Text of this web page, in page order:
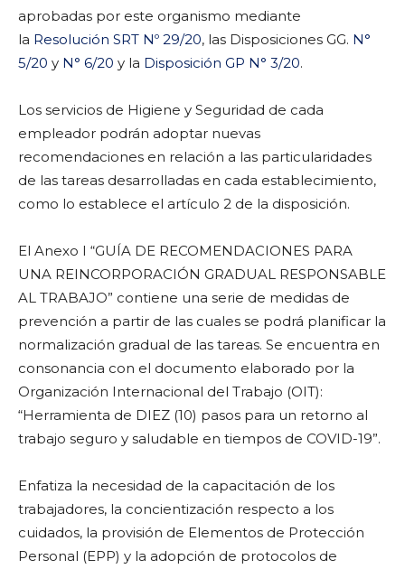
aprobadas por este organismo mediante
la Resolución SRT Nº 29/20, las Disposiciones GG. N°
5/20 y N° 6/20 y la Disposición GP N° 3/20.
Los servicios de Higiene y Seguridad de cada
empleador podrán adoptar nuevas
recomendaciones en relación a las particularidades
de las tareas desarrolladas en cada establecimiento,
como lo establece el artículo 2 de la disposición.
El Anexo I “GUÍA DE RECOMENDACIONES PARA
UNA REINCORPORACIÓN GRADUAL RESPONSABLE
AL TRABAJO” contiene una serie de medidas de
prevención a partir de las cuales se podrá planificar la
normalización gradual de las tareas. Se encuentra en
consonancia con el documento elaborado por la
Organización Internacional del Trabajo (OIT):
“Herramienta de DIEZ (10) pasos para un retorno al
trabajo seguro y saludable en tiempos de COVID-19”.
Enfatiza la necesidad de la capacitación de los
trabajadores, la concientización respecto a los
cuidados, la provisión de Elementos de Protección
Personal (EPP) y la adopción de protocolos de